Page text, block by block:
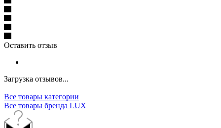
Оставить отзыв
Загрузка отзывов...
Все товары категории
Все товары бренда LUX